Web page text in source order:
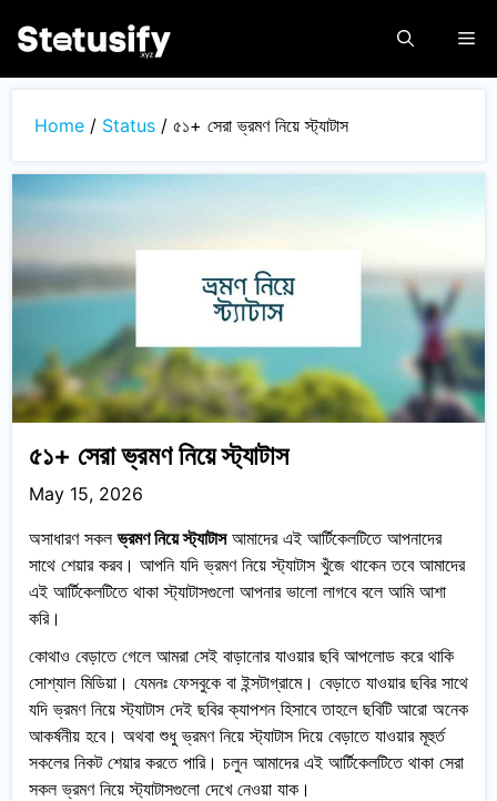
Home / Status / ৫১+ সেরা ভ্রমণ নিয়ে স্ট্যাটাস
৫১+ সেরা ভ্রমণ নিয়ে স্ট্যাটাস
May 15, 2026
অসাধারণ সকলভ্রমণ নিয়ে স্ট্যাটাসআমাদের এই আর্টিকেলটিতে আপনাদের
সাথে শেয়ার করব। আপনি যদি ভ্রমণ নিয়ে স্ট্যাটাস খুঁজে থাকেন তবে আমাদের
এই আর্টিকেলটিতে থাকা স্ট্যাটাসগুলো আপনার ভালো লাগবে বলে আমি আশা
করি।
কোথাও বেড়াতে গেলে আমরা সেই বাড়ানোর যাওয়ার ছবি আপলোড করে থাকি
সোশ্যাল মিডিয়া। যেমনঃ ফেসবুকে বা ইন্সটাগ্রামে। বেড়াতে যাওয়ার ছবির সাথে
যদি ভ্রমণ নিয়ে স্ট্যাটাস দেই ছবির ক্যাপশন হিসাবে তাহলে ছবিটি আরো অনেক
আকর্ষনীয় হবে। অথবা শুধু ভ্রমণ নিয়ে স্ট্যাটাস দিয়ে বেড়াতে যাওয়ার মূহুর্ত
সকলের নিকট শেয়ার করতে পারি। চলুন আমাদের এই আর্টিকেলটিতে থাকা সেরা
সকল ভ্রমণ নিয়ে স্ট্যাটাসগুলো দেখে নেওয়া যাক।